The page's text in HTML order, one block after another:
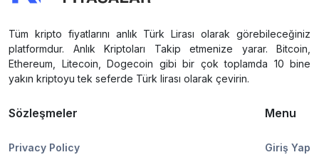
Tüm kripto fiyatlarını anlık Türk Lirası olarak görebileceğiniz
platformdur. Anlık Kriptoları Takip etmenize yarar. Bitcoin,
Ethereum, Litecoin, Dogecoin gibi bir çok toplamda 10 bine
yakın kriptoyu tek seferde Türk lirası olarak çevirin.
Sözleşmeler
Privacy Policy
Menu
Giriş Yap